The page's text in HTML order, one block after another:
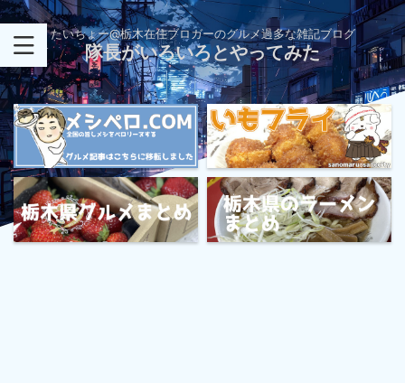
たいちょー@栃木在住ブロガーのグルメ過多な雑記ブログ
隊長がいろいろとやってみた